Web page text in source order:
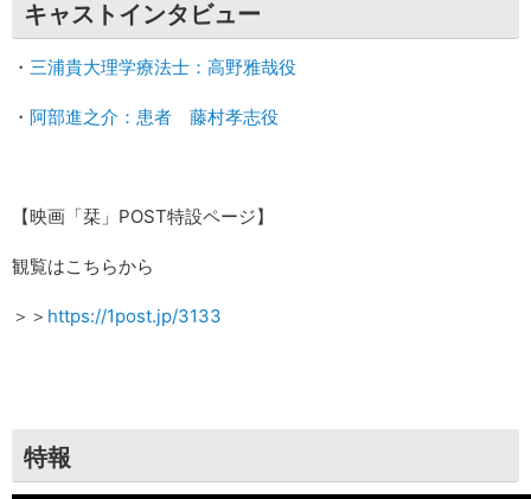
キャストインタビュー
・ 三浦貴大理学療法士：高野雅哉役
・ 阿部進之介：患者 藤村孝志役
【映画「栞」POST特設ページ】
観覧はこちらから
＞＞ https://1post.jp/3133
特報